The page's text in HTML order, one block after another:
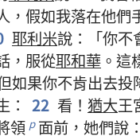
， 假如我落在他們
耶利米說 ：「你不
， 服從耶和華 。 這
如果你不肯出去投
： 22 看 ！ 猶大王
領 p 面前 ， 她們說 ：